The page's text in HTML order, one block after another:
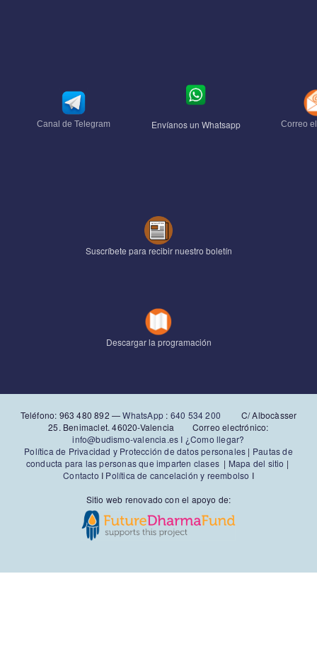
Canal de Telegram Envíanos un Whatsapp Correo
Suscríbete para recibir nuestro boletín
Descargar la programación
Teléfono: 963 480 892‬ —WhatsApp : 640 534 200 C/ Albocàsser
25. Benimaclet. 46020-Valencia Correo electrónico:
info@budismo-valencia.es I ¿Como llegar?
Política de Privacidad y Protección de datos personales | Pautas de
conducta para las personas que imparten clases| Mapa del sitio |
Contacto I Política de cancelación y reembolso I
Sitio web renovado con el apoyo de: